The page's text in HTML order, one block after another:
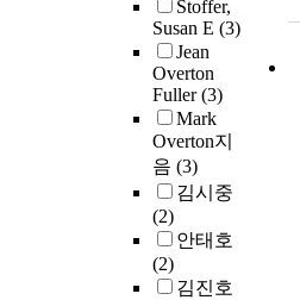
Stoffer,
Susan E (3)
Jean
Overton
Fuller(3)
Mark
Overton지
음 (3)
김시중
(2)
안태호
(2)
김진호